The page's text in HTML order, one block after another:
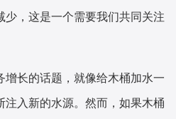
，这是一个需要我们共同关注
增长的话题，就像给木桶加水一
入新的水源。然而，如果木桶